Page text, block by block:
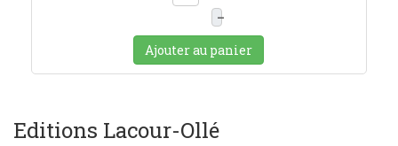
–
Ajouter au panier
Editions Lacour-Ollé